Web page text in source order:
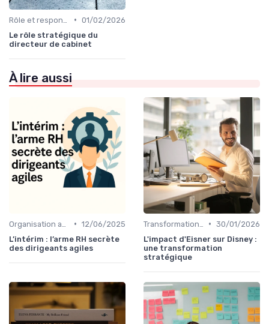
• 01/02/2026
Le rôle stratégique du
directeur de cabinet
À lire aussi
• 12/06/2025
L’intérim : l’arme RH secrète
des dirigeants agiles
• 30/01/2026
L'impact d'Eisner sur Disney :
une transformation
stratégique